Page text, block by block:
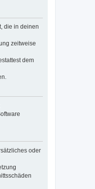
die in deinen
zeitweise
dem
oder